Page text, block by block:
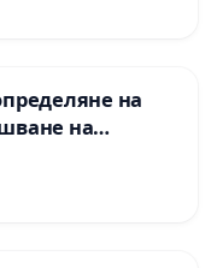
на
на
възел АМ
- к.к.